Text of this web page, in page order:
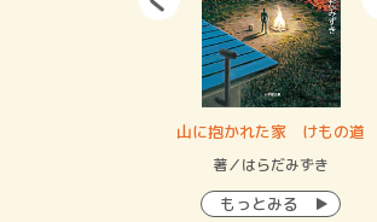
山に抱かれた家 けもの道
著／はらだみずき
もっとみる